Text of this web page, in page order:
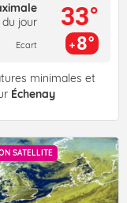
du jour
Ecart
33°
8°
minimales et
Échenay
SATELLITE